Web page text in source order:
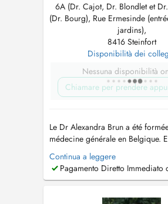
6A (Dr. Cajot, Dr. Blondlet et
(Dr. Bourg), Rue Ermesinde
jardins),
8416 Steinfort
Disponibilità dei
Nessuna disponibilità
Chiamare per prendere
Le Dr Alexandra Brun a été
médecine générale en Belgique.
la richesse et la diversité de la
premier recours. Elle accorde
particulière au suivi personnalisé
domaines dintérêt incluent
Continua a leggere
Pagamento Diretto Immediato